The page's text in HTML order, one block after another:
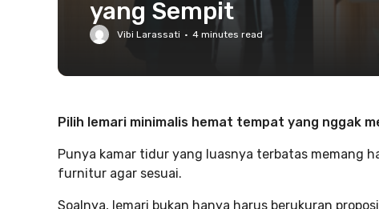
yang Sempit
Vibi Larassati · 4 minutes read
Pilih lemari minimalis hemat tempat yang nggak
Punya kamar tidur yang luasnya terbatas memang
furnitur agar sesuai.
Soalnya, lemari bukan hanya harus berukuran